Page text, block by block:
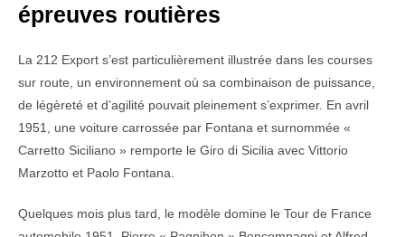
épreuves routières
La 212 Export s’est particulièrement illustrée dans les courses
sur route, un environnement où sa combinaison de puissance,
de légèreté et d’agilité pouvait pleinement s’exprimer. En avril
1951, une voiture carrossée par Fontana et surnommée «
Carretto Siciliano » remporte le Giro di Sicilia avec Vittorio
Marzotto et Paolo Fontana.
Quelques mois plus tard, le modèle domine le Tour de France